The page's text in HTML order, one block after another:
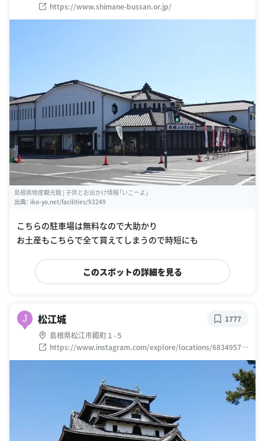
https://www.shimane-bussan.or.jp/
島根県物産観光館 | 子供とお出かけ情報「いこーよ」
出典： iko-yo.net/facilities/93249
こちらの駐車場は無料なので大助かり
お土産もこちらで全て買えてしまうので時短にも
このスポットの詳細を見る
J 松江城
島根県松江市殿町１-５
https://www.instagram.com/explore/locations/68349579
0
1777